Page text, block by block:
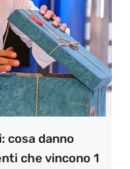
cosa danno
che vincono 1